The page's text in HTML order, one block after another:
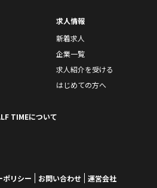
求人情報
新着求人
企業一覧
求人紹介を受ける
はじめての方へ
TIMEについて
ポリシー お問い合わせ 運営会社